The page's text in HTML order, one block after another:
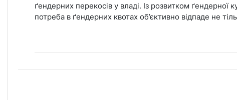
ґендерних перекосів у владі. Із розвитком ґендерної
потреба в ґендерних квотах об’єктивно відпаде не